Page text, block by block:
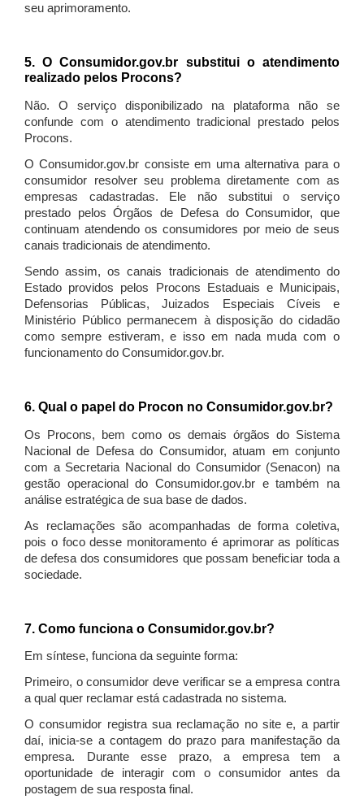
seu aprimoramento.
5. O Consumidor.gov.br substitui o atendimento
realizado pelos Procons?
Não. O serviço disponibilizado na plataforma não se
confunde com o atendimento tradicional prestado pelos
Procons.
O Consumidor.gov.br consiste em uma alternativa para o
consumidor resolver seu problema diretamente com as
empresas cadastradas. Ele não substitui o serviço
prestado pelos Órgãos de Defesa do Consumidor, que
continuam atendendo os consumidores por meio de seus
canais tradicionais de atendimento.
Sendo assim, os canais tradicionais de atendimento do
Estado providos pelos Procons Estaduais e Municipais,
Defensorias Públicas, Juizados Especiais Cíveis e
Ministério Público permanecem à disposição do cidadão
como sempre estiveram, e isso em nada muda com o
funcionamento do Consumidor.gov.br.
6. Qual o papel do Procon no Consumidor.gov.br?
Os Procons, bem como os demais órgãos do Sistema
Nacional de Defesa do Consumidor, atuam em conjunto
com a Secretaria Nacional do Consumidor (Senacon) na
gestão operacional do Consumidor.gov.br e também na
análise estratégica de sua base de dados.
As reclamações são acompanhadas de forma coletiva,
pois o foco desse monitoramento é aprimorar as políticas
de defesa dos consumidores que possam beneficiar toda a
sociedade.
7. Como funciona o Consumidor.gov.br?
Em síntese, funciona da seguinte forma:
Primeiro, o consumidor deve verificar se a empresa contra
a qual quer reclamar está cadastrada no sistema.
O consumidor registra sua reclamação no site e, a partir
daí, inicia-se a contagem do prazo para manifestação da
empresa. Durante esse prazo, a empresa tem a
oportunidade de interagir com o consumidor antes da
postagem de sua resposta final.